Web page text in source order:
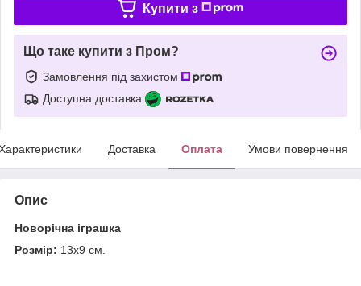
Купити з
Що таке купити з Пром?
Замовлення під захистом
Доступна доставка
Доставка Оплата Умови повернення
Опис
Новорічна іграшка
Розмір: 13х9 см.